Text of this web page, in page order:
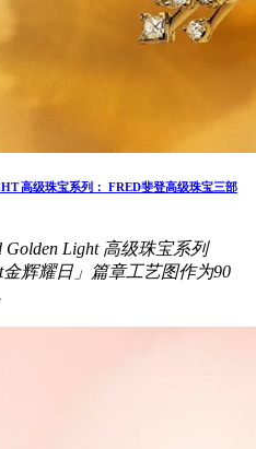
高级珠宝系列： FRED斐登高级珠宝三部
Golden Light 高级珠宝系列
金辉耀日」篇章工艺图作为90